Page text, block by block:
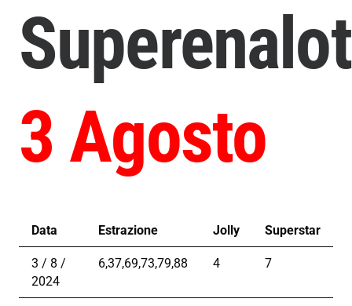
3 Agosto
Data Estrazione Jolly Superstar
3 / 8 /
2024
6,37,69,73,79,88 4 7